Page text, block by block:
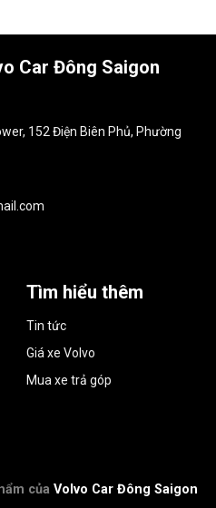
Car Đông Saigon
152 Điện Biên Phủ, Phường
Tìm hiểu thêm
Tin tức
Giá xe Volvo
Mua xe trả góp
của Volvo Car Đông Saigon